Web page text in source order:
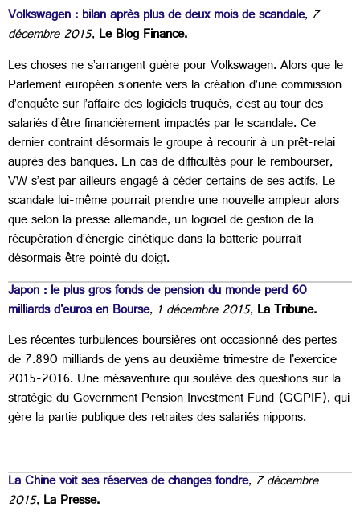
Volkswagen : bilan après plus de deux mois de scandale,7
décembre 2015,Le Blog Finance.
Les choses ne s’arrangent guère pour Volkswagen. Alors que le
Parlement européen s’oriente vers la création d’une commission
d’enquête sur l’affaire des logiciels truqués, c’est au tour des
salariés d’être financièrement impactés par le scandale. Ce
dernier contraint désormais le groupe à recourir à un prêt-relai
auprès des banques. En cas de difficultés pour le rembourser,
VW s’est par ailleurs engagé à céder certains de ses actifs. Le
scandale lui-même pourrait prendre une nouvelle ampleur alors
que selon la presse allemande, un logiciel de gestion de la
récupération d’énergie cinétique dans la batterie pourrait
désormais être pointé du doigt.
Japon : le plus gros fonds de pension du monde perd 60
milliards d'euros en Bourse, 1 décembre 2015,La Tribune.
Les récentes turbulences boursières ont occasionné des pertes
de 7.890 milliards de yens au deuxième trimestre de l'exercice
2015-2016. Une mésaventure qui soulève des questions sur la
stratégie duGovernment Pension Investment Fund(GGPIF), qui
gère la partie publique des retraites des salariés nippons.
La Chine voit ses réserves de changes fondre,7 décembre
2015,La Presse.